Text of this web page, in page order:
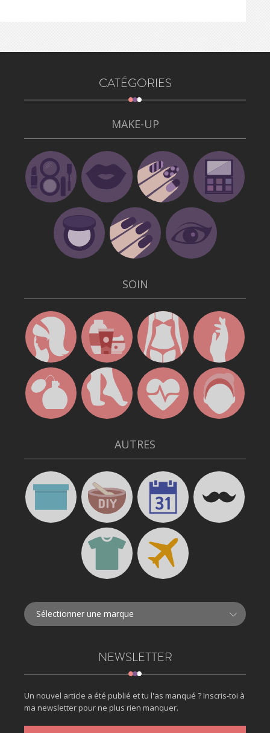
CATÉGORIES
MAKE-UP
SOIN
AUTRES
NEWSLETTER
Un nouvel article a été publié et tu l'as manqué ? Inscris-toi à
ma newsletter pour ne plus rien manquer.